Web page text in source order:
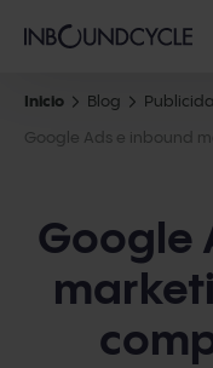
Inicio Blog
Google Ads e inbound
Google